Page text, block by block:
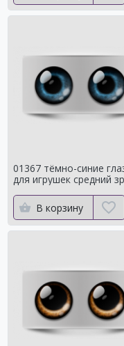
01367 тёмно-синие
для игрушек средний
В корзину